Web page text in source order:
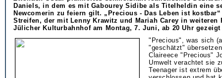
Daniels, in dem es mit Gabourey Sidibe als Titelheldin eine
Newcomerin zu feiern gilt. „Precious - Das Leben ist
Streifen, der mit Lenny Krawitz und Mariah Carey in weiteren
Jülicher Kulturbahnhof am Montag, 7. Juni, ab 20 Uhr
"Precious", was sich
"geschätzt"
Claireece "Precious"
Umwelt verachtet sie
Teenager ist extrem